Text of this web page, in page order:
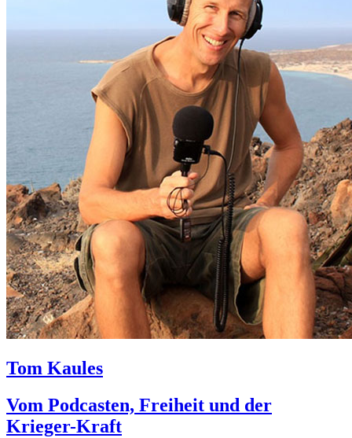
Tom Kaules
Vom Podcasten, Freiheit und der
Krieger-Kraft